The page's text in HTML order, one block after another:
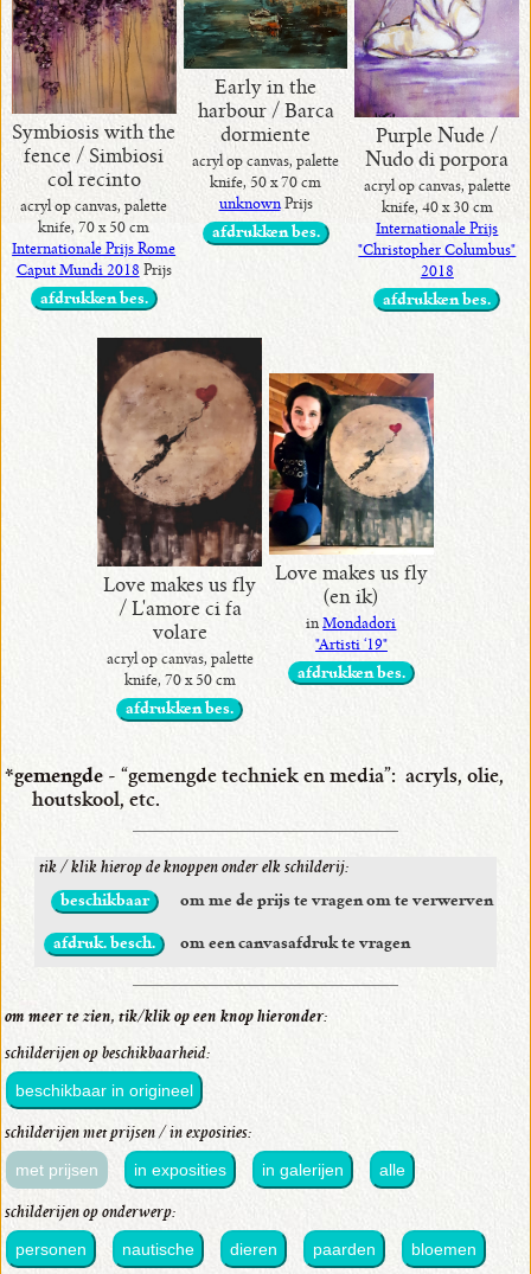
Symbiosis with the
fence / Simbiosi
col recinto
acryl op canvas, palette
knife, 70 x 50 cm
Internationale Prijs Rome
Caput Mundi 2018 Prijs
afdrukken bes.
Early in the
harbour / Barca
dormiente
acryl op canvas, palette
knife, 50 x 70 cm
unknownPrijs
afdrukken bes.
Purple Nude /
Nudo di porpora
acryl op canvas, palette
knife, 40 x 30 cm
Internationale Prijs
"Christopher Columbus"
2018
afdrukken bes.
Love makes us fly
/ L'amore ci fa
volare
acryl op canvas, palette
knife, 70 x 50 cm
afdrukken bes.
Love makes us fly
(en ik)
inMondadori
"Artisti ‘19"
afdrukken bes.
*gemengde - “gemengde techniek en media”: acryls, olie,
houtskool, etc.
tik / klik hierop de knoppen onder elk schilderij:
beschikbaar om me de prijs te vragen om te verwerven
afdruk. besch. om een canvasafdruk te vragen
om meer te zien, tik/klik op een knop hieronder:
schilderijen op beschikbaarheid:
beschikbaar in origineel
schilderijen met prijsen / in exposities:
met prijsen in exposities in galerijen alle
schilderijen op onderwerp:
personen nautische dieren paarden bloemen